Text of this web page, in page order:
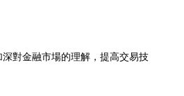
對金融市場的理解，提高交易技